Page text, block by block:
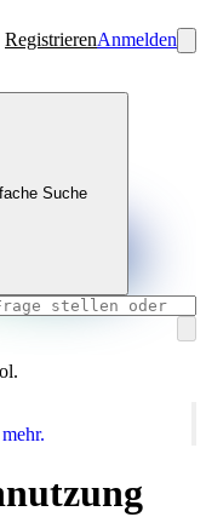
RegistrierenAnmelden
Suche